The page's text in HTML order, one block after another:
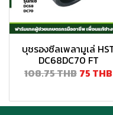
บุชรองซีลเพลามูเล่
DC68DC70 FT
108.75 THB 75 THB